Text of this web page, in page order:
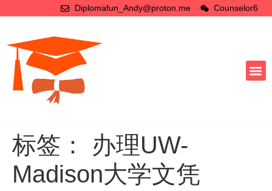
Diplomafun_Andy@proton.me Counselor6
标签： 办理UW-
Madison大学文凭